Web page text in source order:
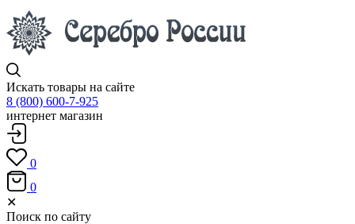
Искать товары на сайте
8 (800) 600-7-925
интернет магазин
0
0
✕
Поиск по сайту